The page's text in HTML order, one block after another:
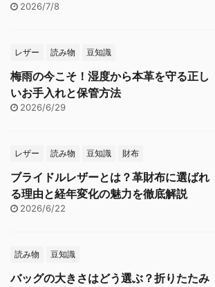
2026/7/8
レザー 読み物 豆知識
梅雨の今こそ！湿度から本革を守る正し
いお手入れと保管方法
2026/6/29
レザー 読み物 豆知識 財布
ブライドルレザーとは？革財布に選ばれ
る理由と経年変化の魅力を徹底解説
2026/6/22
読み物 豆知識
バッグの大きさはどう選ぶ？折りたたみ